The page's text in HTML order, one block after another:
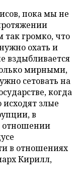
пока мы не
так громко, что
охать и
вздыбливается
мирными,
сетовать на
когда
исходят злые
в
отношении
в отношениях
Кирилл,